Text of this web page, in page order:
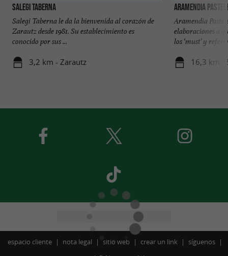
Salegi Taberna
Salegi Taberna le da la bienvenida al corazón de
Zarautz desde 1981. Su establecimiento es
conocido por sus ...
3,2 km - Zarautz
Aramendia
Aramendia
elaboraciones a
los ‘must’ y
16,3 km -
espacio cliente nota legal sitio web crear un link
síguenos